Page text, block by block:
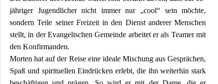
Neuigkeiten
Terminkalender
Gemeindebrief
jähriger Jugendlicher nicht immer nur „cool“ sein möchte,
sondern Teile seiner Freizeit in den Dienst anderer Menschen
stellt, in der Evangelischen Gemeinde arbeitet er als Teamer mit
den Konfirmanden.
Morten hat auf der Reise eine ideale Mischung aus Gesprächen,
Spaß und spirituellen Eindrücken erlebt, die ihn weiterhin stark